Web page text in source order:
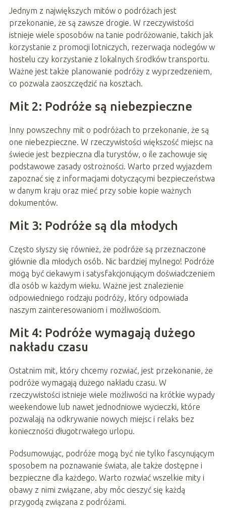
Jednym z największych mitów o podróżach jest
przekonanie, że są zawsze drogie. W rzeczywistości
istnieje wiele sposobów na tanie podróżowanie, takich jak
korzystanie z promocji lotniczych, rezerwacja noclegów w
hostelu czy korzystanie z lokalnych środków transportu.
Ważne jest także planowanie podróży z wyprzedzeniem,
co pozwala zaoszczędzić na kosztach.
Mit 2: Podróże są niebezpieczne
Inny powszechny mit o podróżach to przekonanie, że są
one niebezpieczne. W rzeczywistości większość miejsc na
świecie jest bezpieczna dla turystów, o ile zachowuje się
podstawowe zasady ostrożności. Warto przed wyjazdem
zapoznać się z informacjami dotyczącymi bezpieczeństwa
w danym kraju oraz mieć przy sobie kopie ważnych
dokumentów.
Mit 3: Podróże są dla młodych
Często słyszy się również, że podróże są przeznaczone
głównie dla młodych osób. Nic bardziej mylnego! Podróże
mogą być ciekawym i satysfakcjonującym doświadczeniem
dla osób w każdym wieku. Ważne jest znalezienie
odpowiedniego rodzaju podróży, który odpowiada
naszym zainteresowaniom i możliwościom.
Mit 4: Podróże wymagają dużego
nakładu czasu
Ostatnim mit, który chcemy rozwiać, jest przekonanie, że
podróże wymagają dużego nakładu czasu. W
rzeczywistości istnieje wiele możliwości na krótkie wypady
weekendowe lub nawet jednodniowe wycieczki, które
pozwalają na odkrywanie nowych miejsc i relaks bez
konieczności długotrwałego urlopu.
Podsumowując, podróże mogą być nie tylko fascynującym
sposobem na poznawanie świata, ale także dostępne i
bezpieczne dla każdego. Warto rozwiać wszelkie mity i
obawy z nimi związane, aby móc cieszyć się każdą
przygodą związana z podróżami.